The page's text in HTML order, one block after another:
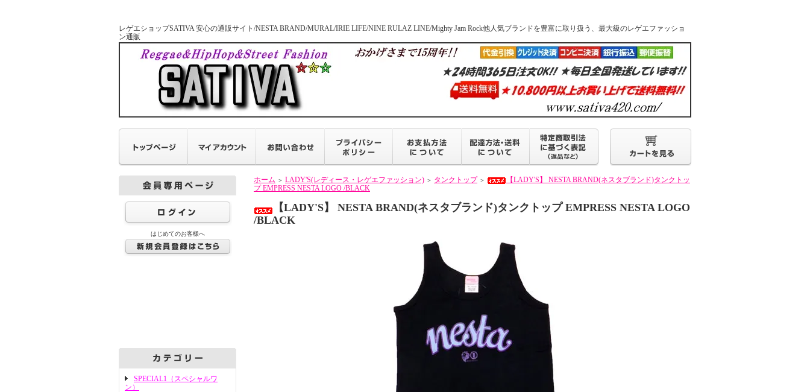
レゲエショップSATIVA 安心の通販サイト/NESTA BRAND/MURAL/IRIE LIFE/NINE RULAZ LINE/Mighty Jam Rock他人気ブランドを豊富に取り扱う、最大級のレゲエファッショ
ン通販
はじめてのお客様へ
SPECIAL1（スペシャルワ
ン）
ホーム ＞ LADY'S(レディース・レゲエファッション) ＞ タンクトップ ＞
【LADY'S】 NESTA BRAND(ネスタブランド)タンクトッ
プ EMPRESS NESTA LOGO /BLACK
【LADY'S】 NESTA BRAND(ネスタブランド)タンクトップ EMPRESS NESTA LOGO
/BLACK